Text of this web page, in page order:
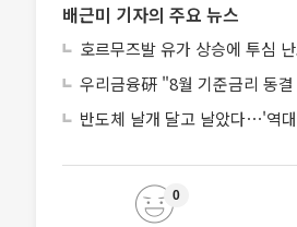
배근미 기자의 주요 뉴스
호르무즈발 유가 상승에 투심
우리금융硏 "8월 기준금리 동
반도체 날개 달고 날았다⋯'역
0